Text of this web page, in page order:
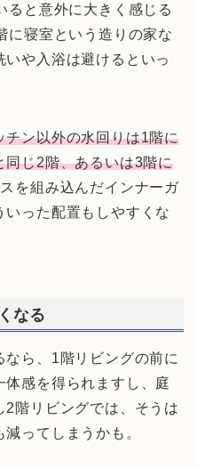
ると意外に大きく感じる
に寝室という造りの家な
や入浴は避けるといっ
チン以外の水回りは1階に
同じ2階、あるいは3階に
を組み込んだインナーガ
いった配置もしやすくな
なる
ら、1階リビングの前に
感を得られますし、庭
階リビングでは、そうは
ってしまうかも。